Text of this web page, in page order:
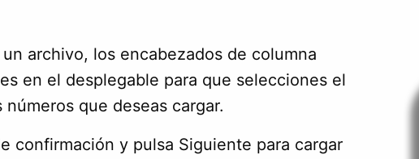
archivo, los encabezados de columna
en el desplegable para que selecciones el
que deseas cargar.
confirmación y pulsa Siguiente para cargar